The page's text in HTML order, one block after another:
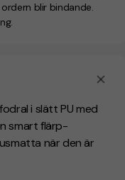
i slätt PU med
smart flärp-
när den är
blir bindande.